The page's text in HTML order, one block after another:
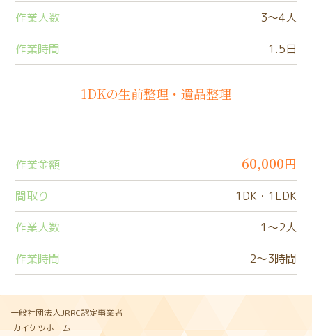
作業人数 3〜4人
作業時間 1.5日
1DKの生前整理・遺品整理
作業金額 60,000円
間取り 1DK・1LDK
作業人数 1〜2人
作業時間 2〜3時間
一般社団法人JRRC認定事業者
カイケツホーム